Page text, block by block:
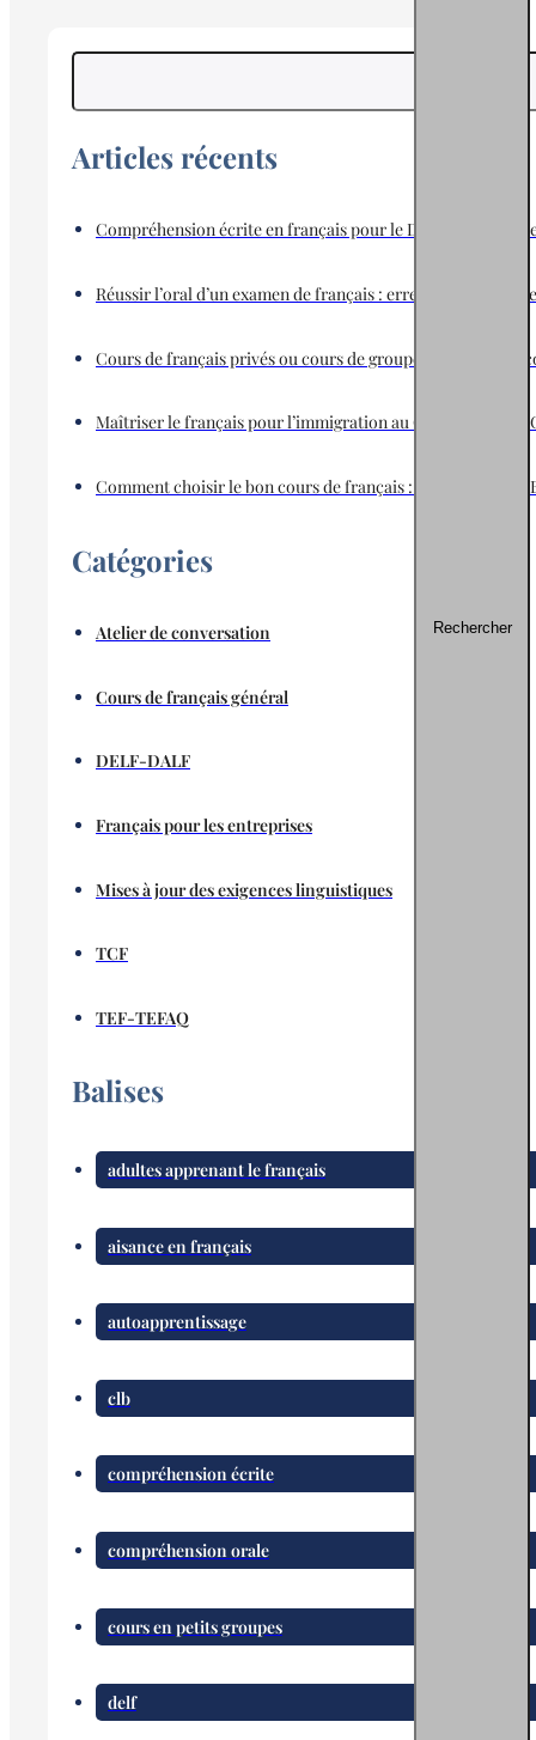
Rechercher
Rechercher
Articles récents
Compréhension écrite en français pour le DELF, le TEF et
Réussir l’oral d’un examen de français : erreurs fréquentes
Cours de français privés ou cours de groupe : quel format
Maîtriser le français pour l’immigration au Canada : TEF,
Comment choisir le bon cours de français : niveaux A1, A2,
Catégories
Atelier de conversation
Cours de français général
DELF-DALF
Français pour les entreprises
Mises à jour des exigences linguistiques
TCF
TEF-TEFAQ
Balises
adultes apprenant le français
aisance en français
autoapprentissage
clb
compréhension écrite
compréhension orale
cours en petits groupes
delf